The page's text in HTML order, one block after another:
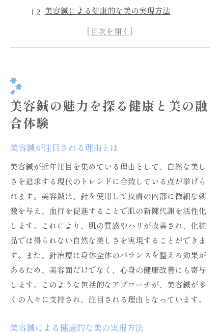
美容鍼による健康的な美の実現方法
専門家が語る美容鍼の効果
美容鍼がもたらす透明感と内側からの輝きの秘
密
ム
内側から輝きを引き出す美容鍼の作用
美容鍼が肌に与えるポジティブな変化
美肌を追求するための美容鍼の効果
美容鍼による肌のトーンアップ事例
美容鍼施術後の肌の変化を実感するために
美容鍼で肌トラブルに立ち向かう理由とは
美容鍼が肌トラブルに効く理由
肌の悩みを解消する美容鍼のアプローチ
美容鍼で治療する肌トラブルの種類
実際に改善を実感できる美容鍼の効果
美容鍼の魅力を探る健康と美の融
合体験
美容鍼が注目される理由とは
美容鍼が近年注目を集めている理由として、自然な美し
さを追求する現代のトレンドに合致している点が挙げら
れます。美容鍼は、針を使用して皮膚の内部に微細な刺
激を与え、血行を促進することで肌の新陳代謝を活性化
します。これにより、肌の質感やハリが改善され、化粧
品では得られない自然な美しさを実現することができま
す。また、針治療は身体全体のバランスを整える効果が
あるため、美容面だけでなく、心身の健康改善にも寄与
します。このような包括的なアプローチが、美容鍼が多
くの人々に支持され、注目される理由となっています。
美容鍼による健康的な美の実現方法